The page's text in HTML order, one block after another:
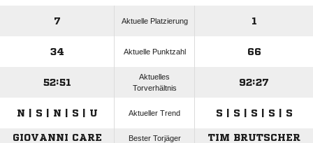
7 Aktuelle Platzierung 1
34 Aktuelle Punktzahl 66
52:51
Aktuelles
Torverhältnis
92:27
N | S | N | S | U Aktueller Trend S | S | S | S | S
GIOVANNI CARE
Bester Torjäger
TIM BRUTSCHER